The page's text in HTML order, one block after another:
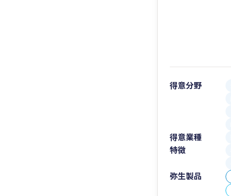
得意分野
得意業種
特徴
弥生製品